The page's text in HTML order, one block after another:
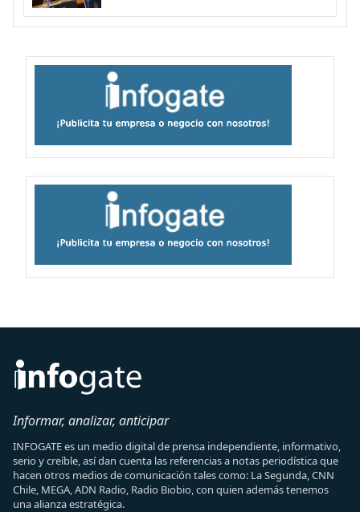
Informar, analizar, anticipar
INFOGATE es un medio digital de prensa independiente, informativo,
serio y creíble, así dan cuenta las referencias a notas periodística que
hacen otros medios de comunicación tales como: La Segunda, CNN
Chile, MEGA, ADN Radio, Radio Biobio, con quien además tenemos
una alianza estratégica.